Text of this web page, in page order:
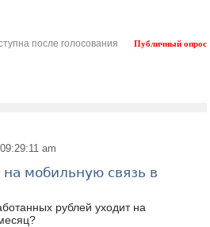
после голосования Публичный опрос
am
мобильную связь в
рублей уходит на